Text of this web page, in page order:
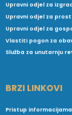
Upravni odjel za
Upravni odjel za
Upravni odjel za
Vlastiti pogon za
Služba za unutarnju
BRZI LINKOVI
Pristup informacijama